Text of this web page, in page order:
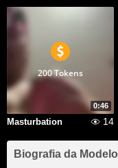
0:46
200 Tokens
Masturbation 14
Biografia da Modelo